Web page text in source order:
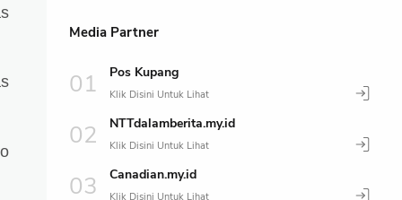
Media Partner
Pos Kupang
NTTdalamberita.my.id
Canadian.my.id